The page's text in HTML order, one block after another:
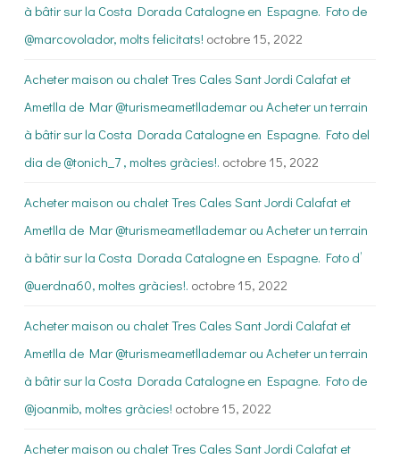
à bâtir sur la Costa Dorada Catalogne en Espagne. Foto de
@marcovolador, molts felicitats! octobre 15, 2022
Acheter maison ou chalet Tres Cales Sant Jordi Calafat et
Ametlla de Mar @turismeametllademar ou Acheter un terrain
à bâtir sur la Costa Dorada Catalogne en Espagne. Foto del
dia de @tonich_7 , moltes gràcies!. octobre 15, 2022
Acheter maison ou chalet Tres Cales Sant Jordi Calafat et
Ametlla de Mar @turismeametllademar ou Acheter un terrain
à bâtir sur la Costa Dorada Catalogne en Espagne. Foto d’
@uerdna60, moltes gràcies!. octobre 15, 2022
Acheter maison ou chalet Tres Cales Sant Jordi Calafat et
Ametlla de Mar @turismeametllademar ou Acheter un terrain
à bâtir sur la Costa Dorada Catalogne en Espagne. Foto de
@joanmib, moltes gràcies! octobre 15, 2022
Acheter maison ou chalet Tres Cales Sant Jordi Calafat et